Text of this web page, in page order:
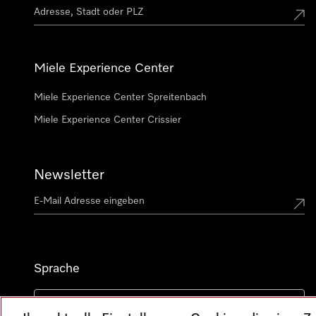
Miele Experience Center
Miele Experience Center Spreitenbach
Miele Experience Center Crissier
Newsletter
Sprache